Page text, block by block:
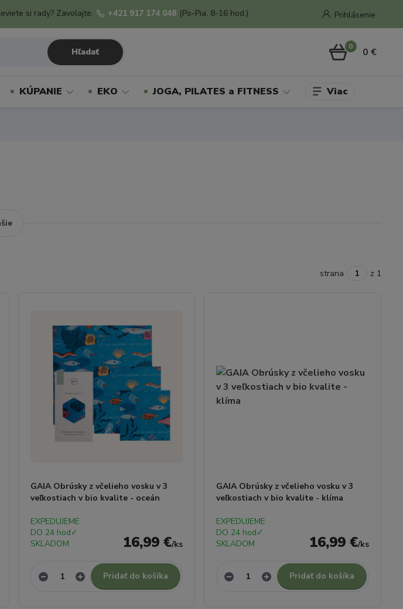
Prihlásenie
Hľadať
si rady? Zavolajte. +421 917 174 048 (Po-Pia, 8-16 hod.)
0 0 €
KÚPANIE EKO JOGA, PILATES a FITNESS Viac
strana z 1
GAIA Obrúsky z včelieho vosku v 3
veľkostiach v bio kvalite - oceán
16,99 €/ks
EXPEDUJEME
DO 24 hod✓
SKLADOM
Pridať do košíka
GAIA Obrúsky z včelieho vosku v 3
veľkostiach v bio kvalite - klíma
16,99 €/ks
EXPEDUJEME
DO 24 hod✓
SKLADOM
Pridať do košíka